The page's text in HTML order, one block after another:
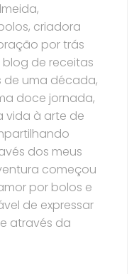
criadora
por trás
de receitas
de uma década,
doce jornada,
vida à arte de
dos meus
começou
por bolos e
de expressar
através da